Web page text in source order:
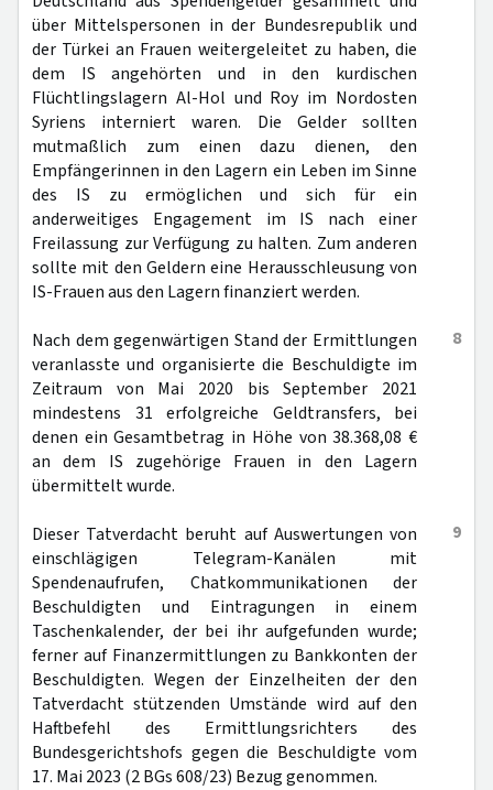
über Mittelspersonen in der Bundesrepublik und
der Türkei an Frauen weitergeleitet zu haben, die
dem IS angehörten und in den kurdischen
Flüchtlingslagern Al-Hol und Roy im Nordosten
Syriens interniert waren. Die Gelder sollten
mutmaßlich zum einen dazu dienen, den
Empfängerinnen in den Lagern ein Leben im Sinne
des IS zu ermöglichen und sich für ein
anderweitiges Engagement im IS nach einer
Freilassung zur Verfügung zu halten. Zum anderen
sollte mit den Geldern eine Herausschleusung von
IS-Frauen aus den Lagern finanziert werden.
8
Nach dem gegenwärtigen Stand der Ermittlungen
veranlasste und organisierte die Beschuldigte im
Zeitraum von Mai 2020 bis September 2021
mindestens 31 erfolgreiche Geldtransfers, bei
denen ein Gesamtbetrag in Höhe von 38.368,08 €
an dem IS zugehörige Frauen in den Lagern
übermittelt wurde.
9
Dieser Tatverdacht beruht auf Auswertungen von
einschlägigen Telegram-Kanälen mit
Spendenaufrufen, Chatkommunikationen der
Beschuldigten und Eintragungen in einem
Taschenkalender, der bei ihr aufgefunden wurde;
ferner auf Finanzermittlungen zu Bankkonten der
Beschuldigten. Wegen der Einzelheiten der den
Tatverdacht stützenden Umstände wird auf den
Haftbefehl des Ermittlungsrichters des
Bundesgerichtshofs gegen die Beschuldigte vom
17. Mai 2023 (2 BGs 608/23) Bezug genommen.